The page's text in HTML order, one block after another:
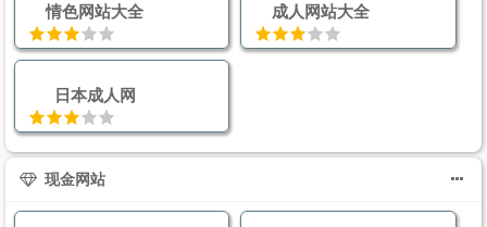
情色网站大全 成人网站大全
日本成人网
现金网站